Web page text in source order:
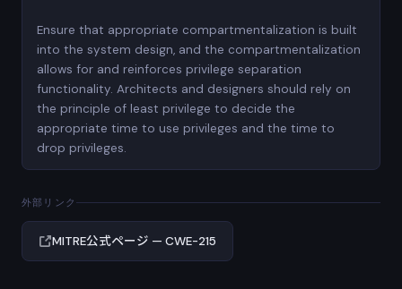
Ensure that appropriate compartmentalization is built
into the system design, and the compartmentalization
allows for and reinforces privilege separation
functionality. Architects and designers should rely on
the principle of least privilege to decide the
appropriate time to use privileges and the time to
drop privileges.
外部リンク
MITRE公式ページ — CWE-215